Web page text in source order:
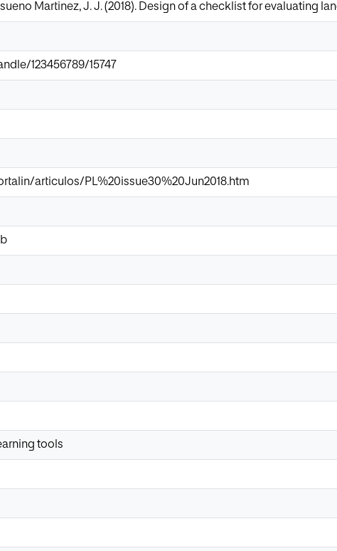
Martinez, J. J. (2018). Design of a checklist for evaluating
123456789/15747
articulos/PL%20issue30%20Jun2018.htm
tools